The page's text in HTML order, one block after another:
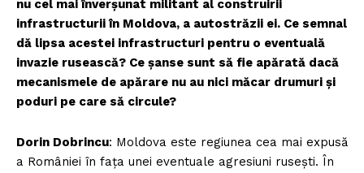
nu cel mai înverșunat militant al construirii
infrastructurii în Moldova, a autostrăzii ei. Ce semnal
dă lipsa acestei infrastructuri pentru o eventuală
invazie rusească? Ce șanse sunt să fie apărată dacă
mecanismele de apărare nu au nici măcar drumuri și
poduri pe care să circule?
Dorin Dobrincu: Moldova este regiunea cea mai expusă
a României în fața unei eventuale agresiuni rusești. În